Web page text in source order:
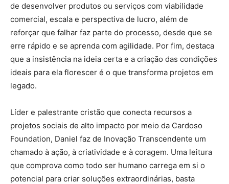
de desenvolver produtos ou serviços com viabilidade
comercial, escala e perspectiva de lucro, além de
reforçar que falhar faz parte do processo, desde que se
erre rápido e se aprenda com agilidade. Por fim, destaca
que a insistência na ideia certa e a criação das condições
ideais para ela florescer é o que transforma projetos em
legado.
Líder e palestrante cristão que conecta recursos a
projetos sociais de alto impacto por meio da Cardoso
Foundation, Daniel faz de Inovação Transcendente um
chamado à ação, à criatividade e à coragem. Uma leitura
que comprova como todo ser humano carrega em si o
potencial para criar soluções extraordinárias, basta